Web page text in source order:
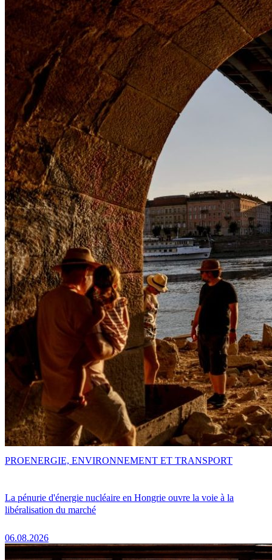
La pénurie d'énergie nucléaire en Hongrie ouvre la voie à la
libéralisation du marché
06.08.2026
PROENERGIE, ENVIRONNEMENT ET TRANSPORT